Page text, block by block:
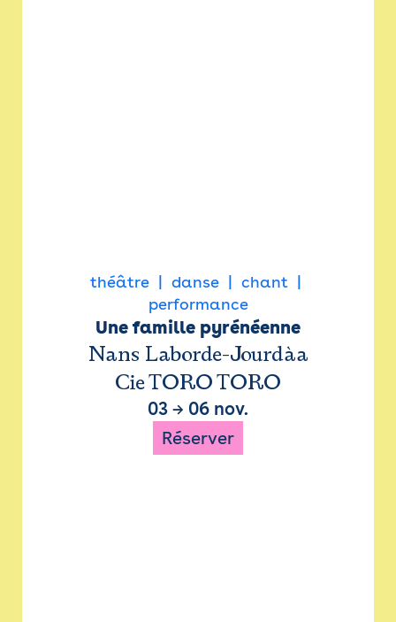
théâtre danse
chant
performance
Une famille pyrénéenne
Nans Laborde-Jourdàa
Cie TORO TORO
03 → 06 nov.
Réserver